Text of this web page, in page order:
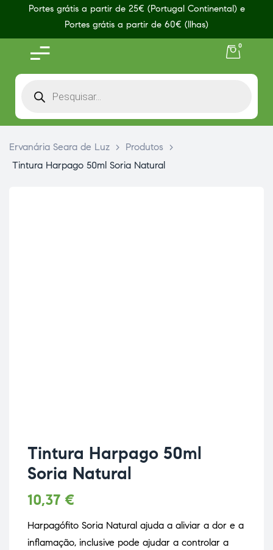
Portes grátis a partir de 25€ (Portugal Continental) e
Portes grátis a partir de 60€ (Ilhas)
0
Ervanária Seara de Luz > Produtos
>
Tintura Harpago 50ml Soria Natural
Tintura Harpago 50ml
Soria Natural
10,37 €
Harpagófito Soria Natural ajuda a aliviar a dor e a
inflamação, inclusive pode ajudar a controlar a